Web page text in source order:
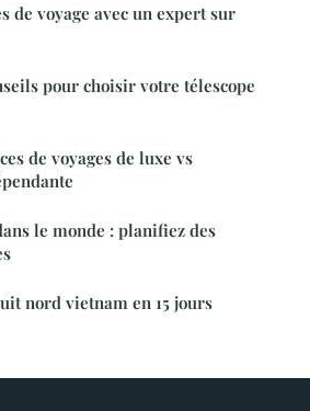
de voyage avec un expert sur
pour choisir votre télescope
de voyages de luxe vs
le monde : planifiez des
nord vietnam en 15 jours